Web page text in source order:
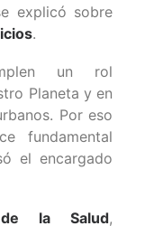
explicó sobre
.
un rol
Planeta y en
Por eso
fundamental
el encargado
de la Salud,